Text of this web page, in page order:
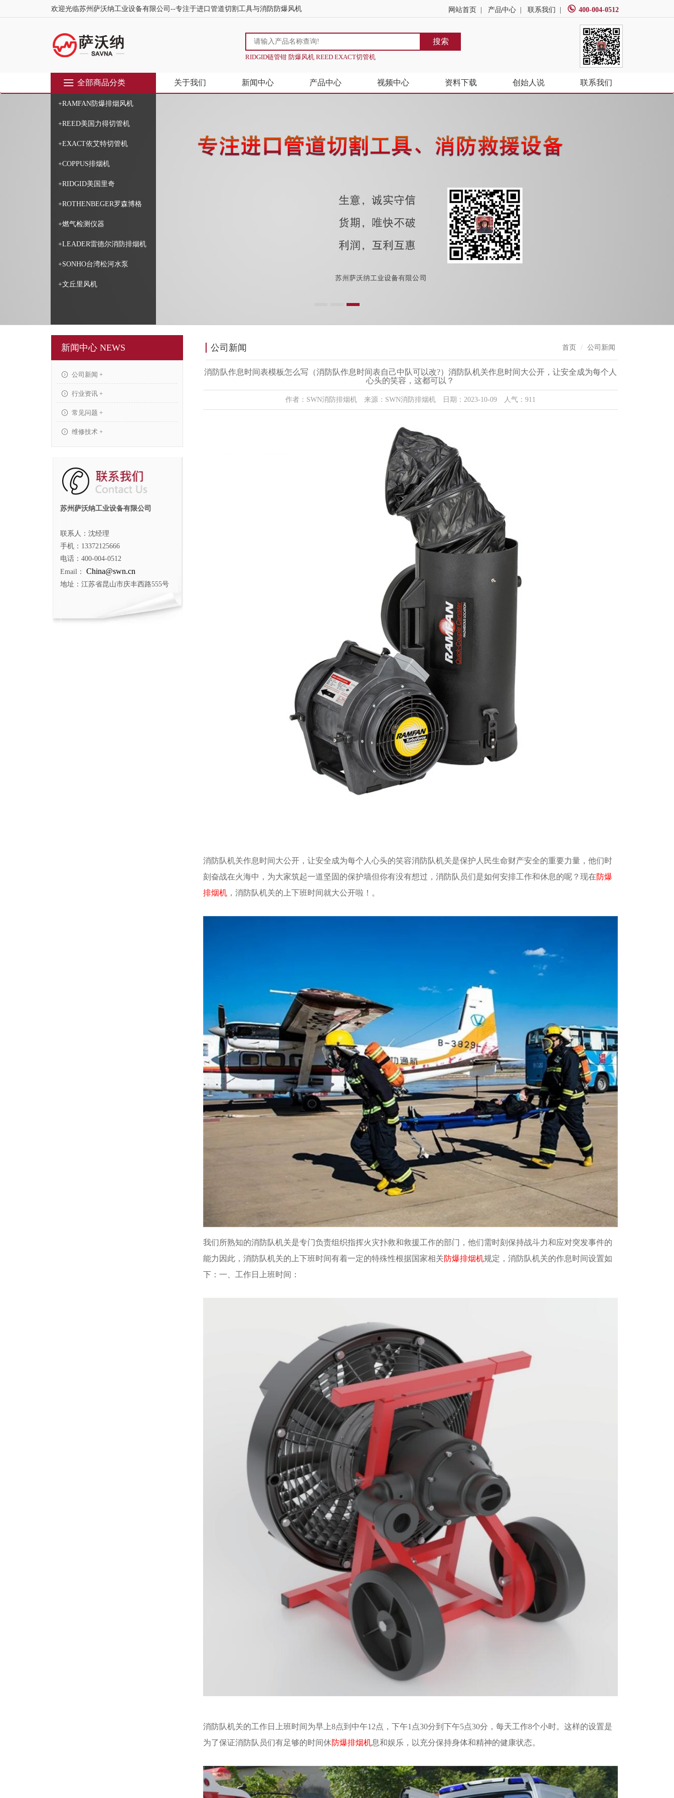
欢迎光临苏州萨沃纳工业设备有限公司--专注于进口管道切割工具与消防防爆风机 网站首页 产品中心 联系我们 400-004-0512
搜索
RIDGID链管钳 防爆风机 REED EXACT切管机
全部商品分类
+RAMFAN防爆排烟风机
+REED美国力得切管机
+EXACT依艾特切管机
+COPPUS排烟机
+RIDGID美国里奇
+ROTHENBEGER罗森博格
+燃气检测仪器
+LEADER雷德尔消防排烟机
+SONHO台湾松河水泵
+文丘里风机
关于我们 新闻中心 产品中心 视频中心 资料下载 创始人说 联系我们
新闻中心 NEWS
公司新闻 +
行业资讯 +
常见问题 +
维修技术 +
苏州萨沃纳工业设备有限公司
联系人：沈经理
手机：13372125666
电话：400-004-0512
Email：
China@swn.cn
地址：江苏省昆山市庆丰西路555号
公司新闻 首页 公司新闻
消防队作息时间表模板怎么写（消防队作息时间表自己中队可以改?）消防队机关作息时间大公开，让安全成为每个人
心头的笑容，这都可以？
作者：SWN消防排烟机 来源：SWN消防排烟机 日期：2023-10-09 人气：911
消防队机关作息时间大公开，让安全成为每个人心头的笑容消防队机关是保护人民生命财产安全的重要力量，他们时
刻奋战在火海中，为大家筑起一道坚固的保护墙但你有没有想过，消防队员们是如何安排工作和休息的呢？现在防爆
排烟机，消防队机关的上下班时间就大公开啦！。
我们所熟知的消防队机关是专门负责组织指挥火灾扑救和救援工作的部门，他们需时刻保持战斗力和应对突发事件的
能力因此，消防队机关的上下班时间有着一定的特殊性根据国家相关防爆排烟机规定，消防队机关的作息时间设置如
下：一、工作日上班时间：
消防队机关的工作日上班时间为早上8点到中午12点，下午1点30分到下午5点30分，每天工作8个小时。这样的设置是
为了保证消防队员们有足够的时间休防爆排烟机息和娱乐，以充分保持身体和精神的健康状态。